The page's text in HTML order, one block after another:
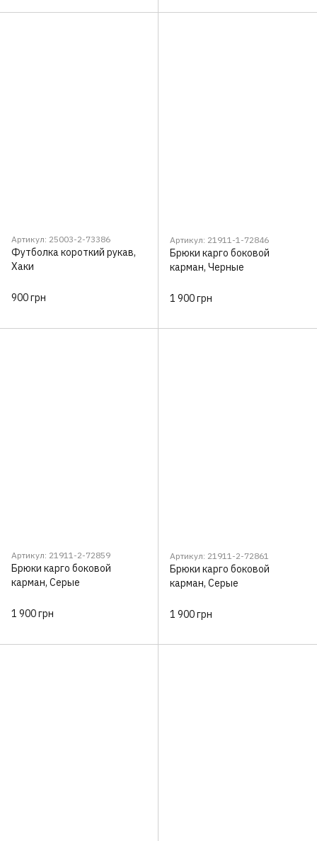
Артикул: 25003-2-73386
Футболка короткий рукав,
Хаки
900 грн
Артикул: 21911-1-72846
Брюки карго боковой
карман, Черные
1 900 грн
Артикул: 21911-2-72859
Брюки карго боковой
карман, Серые
1 900 грн
Артикул: 21911-2-72861
Брюки карго боковой
карман, Серые
1 900 грн